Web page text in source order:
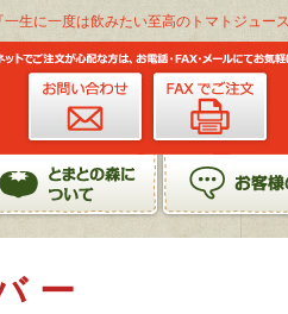
生に一度は飲みたい至高のトマトジュー
ー